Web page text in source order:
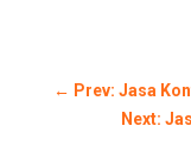
← Prev: Jasa
Next: